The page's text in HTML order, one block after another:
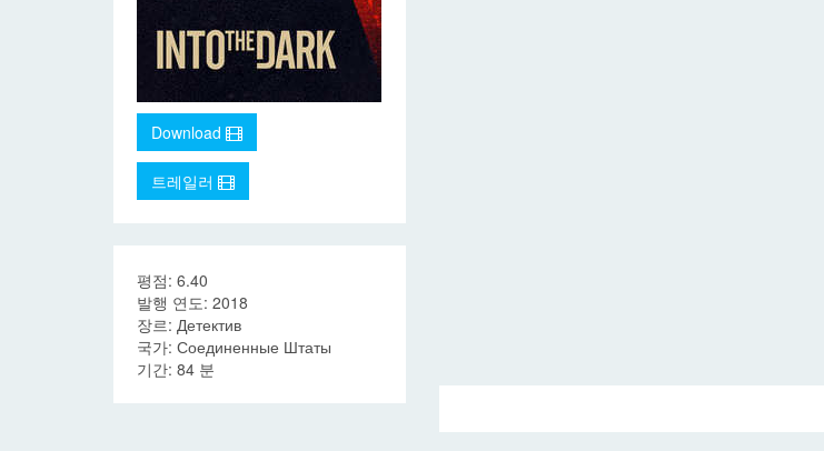
Download
트레일러
평점: 6.40
발행 연도: 2018
장르: Детектив
국가: Соединенные Штаты
기간: 84 분